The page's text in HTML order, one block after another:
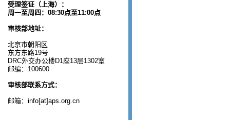
受理签证（上海）：
周一至周四：08:30点至11:00点
审核部地址：
北京市朝阳区
东方东路19号
DRC外交办公楼D1座13层1302室
邮编：100600
审核部联系方式：
邮箱：info[at]aps.org.cn